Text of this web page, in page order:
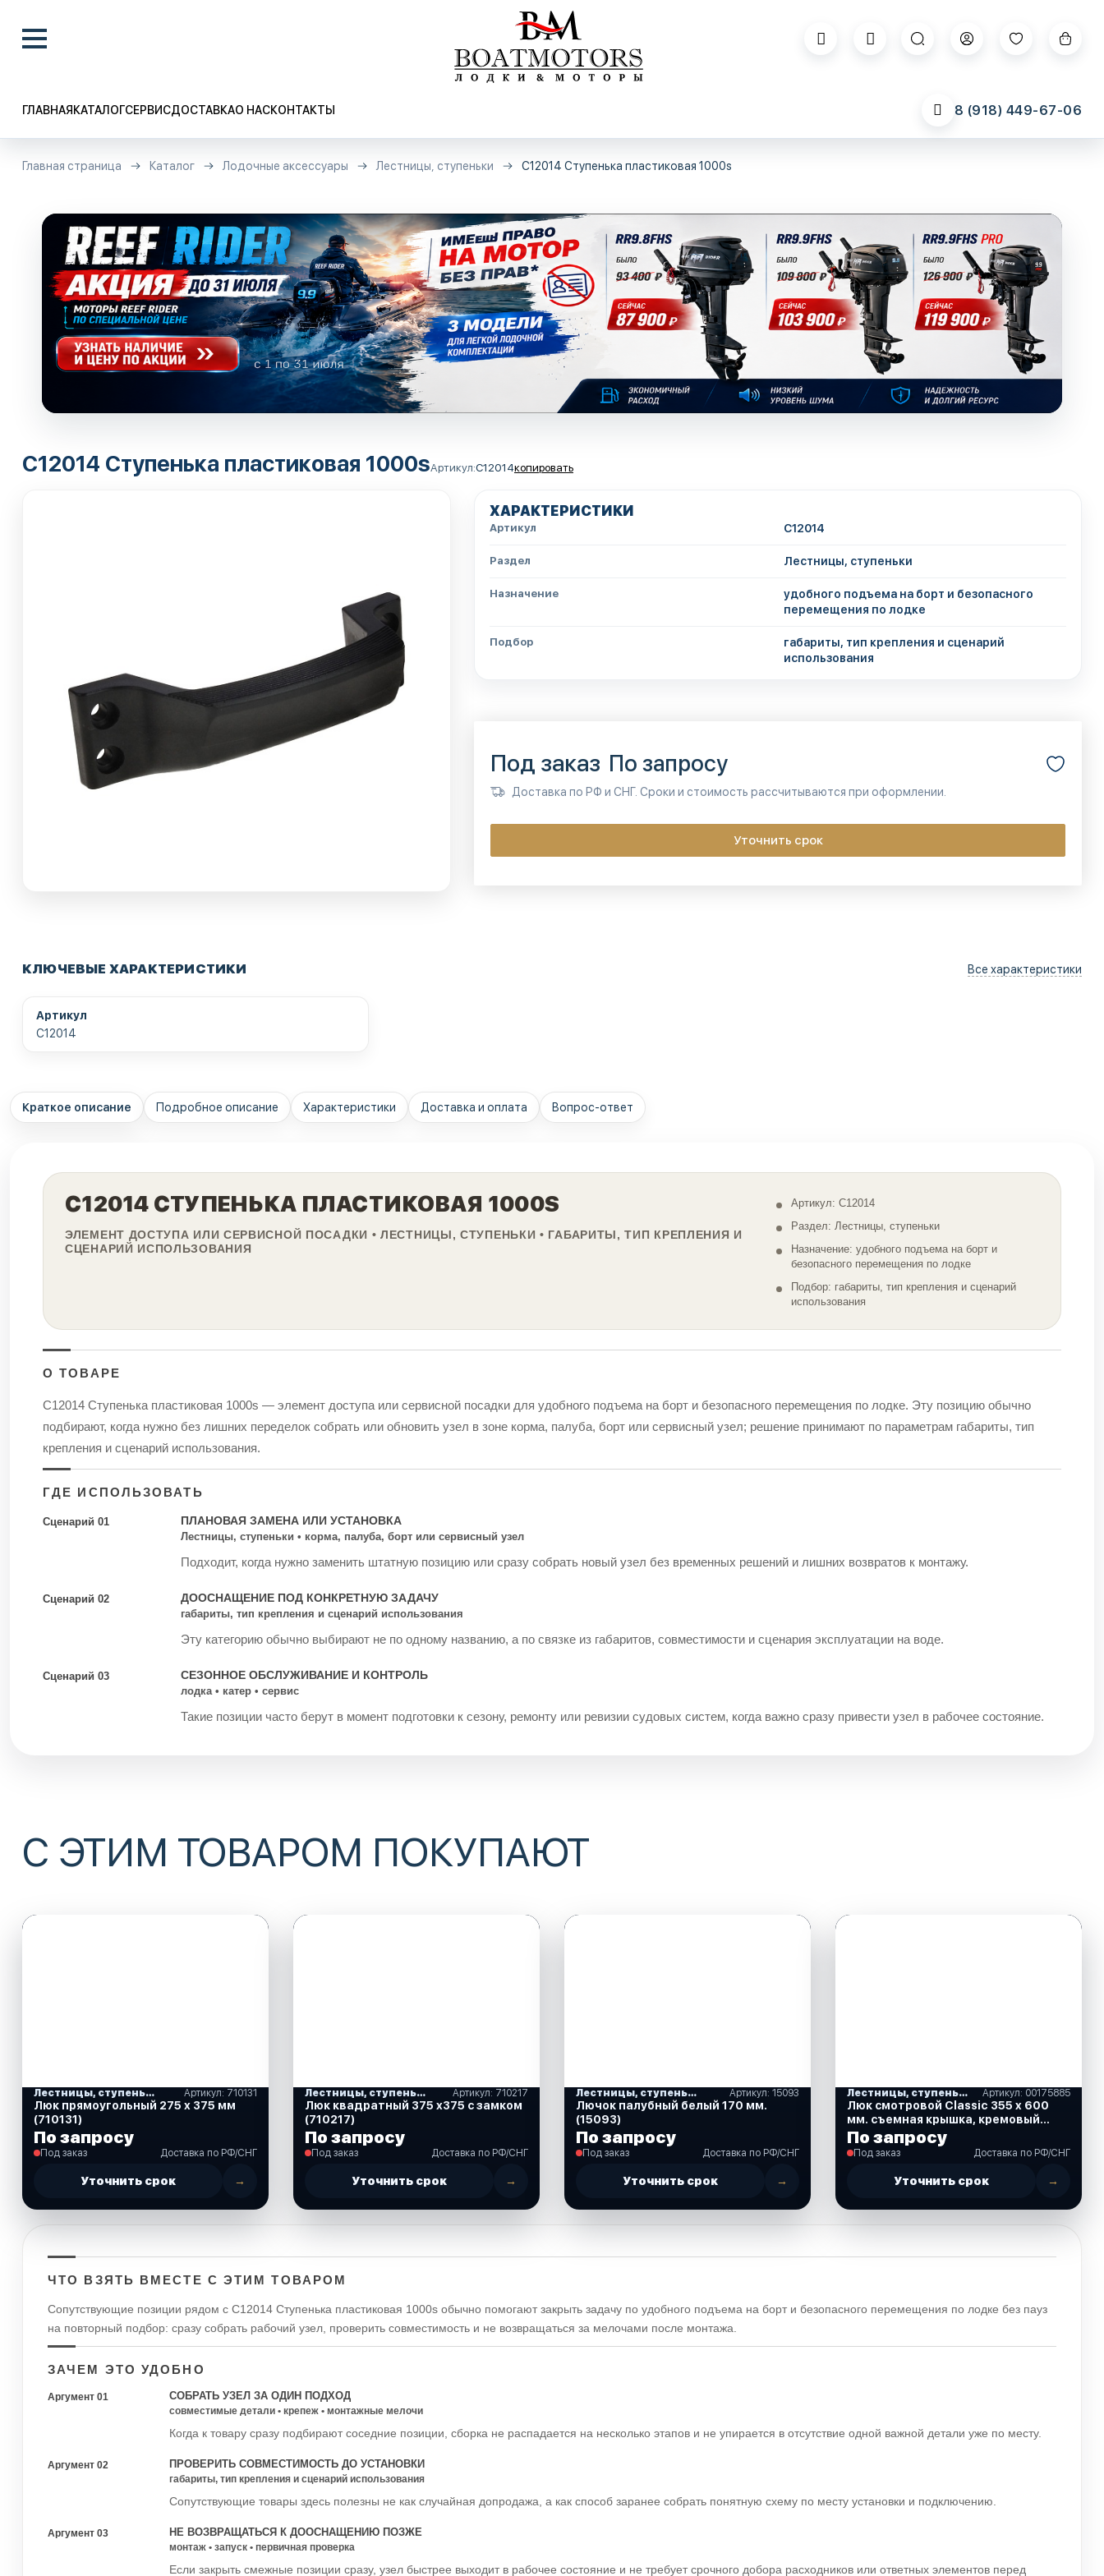
ГЛАВНАЯ КАТАЛОГСЕРВИСДОСТАВКАО НАСКОНТАКТЫ 8 (918) 449-67-06
Главная страница Каталог Лодочные аксессуары Лестницы, ступеньки С12014 Ступенька пластиковая 1000s
С12014 Ступенька пластиковая 1000sАртикул:C12014копировать
ХАРАКТЕРИСТИКИ
Артикул C12014
Раздел Лестницы, ступеньки
Назначение
удобного подъема на борт и безопасного
перемещения по лодке
Подбор
габариты, тип крепления и сценарий
использования
Под заказ По запросу
Доставка по РФ и СНГ. Сроки и стоимость рассчитываются при оформлении.
Уточнить срок
КЛЮЧЕВЫЕ ХАРАКТЕРИСТИКИ Все характеристики
Артикул
C12014
Краткое описание Подробное описание Характеристики Доставка и оплата Вопрос-ответ
С12014 СТУПЕНЬКА ПЛАСТИКОВАЯ 1000S
ЭЛЕМЕНТ ДОСТУПА ИЛИ СЕРВИСНОЙ ПОСАДКИ • ЛЕСТНИЦЫ, СТУПЕНЬКИ • ГАБАРИТЫ, ТИП КРЕПЛЕНИЯ И
СЦЕНАРИЙ ИСПОЛЬЗОВАНИЯ
Артикул: C12014
Раздел: Лестницы, ступеньки
Назначение: удобного подъема на борт и
безопасного перемещения по лодке
Подбор: габариты, тип крепления и сценарий
использования
О ТОВАРЕ
С12014 Ступенька пластиковая 1000s — элемент доступа или сервисной посадки для удобного подъема на борт и безопасного перемещения по лодке. Эту позицию обычно
подбирают, когда нужно без лишних переделок собрать или обновить узел в зоне корма, палуба, борт или сервисный узел; решение принимают по параметрам габариты, тип
крепления и сценарий использования.
ГДЕ ИСПОЛЬЗОВАТЬ
Сценарий 01 ПЛАНОВАЯ ЗАМЕНА ИЛИ УСТАНОВКА
Лестницы, ступеньки • корма, палуба, борт или сервисный узел
Подходит, когда нужно заменить штатную позицию или сразу собрать новый узел без временных решений и лишних возвратов к монтажу.
Сценарий 02 ДООСНАЩЕНИЕ ПОД КОНКРЕТНУЮ ЗАДАЧУ
габариты, тип крепления и сценарий использования
Эту категорию обычно выбирают не по одному названию, а по связке из габаритов, совместимости и сценария эксплуатации на воде.
Сценарий 03 СЕЗОННОЕ ОБСЛУЖИВАНИЕ И КОНТРОЛЬ
лодка • катер • сервис
Такие позиции часто берут в момент подготовки к сезону, ремонту или ревизии судовых систем, когда важно сразу привести узел в рабочее состояние.
С ЭТИМ ТОВАРОМ ПОКУПАЮТ
Лестницы, ступеньки Артикул: 710131
Люк прямоугольный 275 х 375 мм
(710131)
По запросу
Под заказ Доставка по РФ/СНГ
Уточнить срок →
Лестницы, ступеньки Артикул: 710217
Люк квадратный 375 х375 с замком
(710217)
По запросу
Под заказ Доставка по РФ/СНГ
Уточнить срок →
Лестницы, ступеньки Артикул: 15093
Лючок палубный белый 170 мм.
(15093)
По запросу
Под заказ Доставка по РФ/СНГ
Уточнить срок →
Лестницы, ступеньки Артикул: 00175885
Люк смотровой Classic 355 x 600
мм. съемная крышка, кремовый
(196612-NR)
По запросу
Под заказ Доставка по РФ/СНГ
Уточнить срок →
ЧТО ВЗЯТЬ ВМЕСТЕ С ЭТИМ ТОВАРОМ
Сопутствующие позиции рядом с С12014 Ступенька пластиковая 1000s обычно помогают закрыть задачу по удобного подъема на борт и безопасного перемещения по лодке без пауз
на повторный подбор: сразу собрать рабочий узел, проверить совместимость и не возвращаться за мелочами после монтажа.
ЗАЧЕМ ЭТО УДОБНО
Аргумент 01 СОБРАТЬ УЗЕЛ ЗА ОДИН ПОДХОД
совместимые детали • крепеж • монтажные мелочи
Когда к товару сразу подбирают соседние позиции, сборка не распадается на несколько этапов и не упирается в отсутствие одной важной детали уже по месту.
Аргумент 02 ПРОВЕРИТЬ СОВМЕСТИМОСТЬ ДО УСТАНОВКИ
габариты, тип крепления и сценарий использования
Сопутствующие товары здесь полезны не как случайная допродажа, а как способ заранее собрать понятную схему по месту установки и подключению.
Аргумент 03 НЕ ВОЗВРАЩАТЬСЯ К ДООСНАЩЕНИЮ ПОЗЖЕ
монтаж • запуск • первичная проверка
Если закрыть смежные позиции сразу, узел быстрее выходит в рабочее состояние и не требует срочного добора расходников или ответных элементов перед